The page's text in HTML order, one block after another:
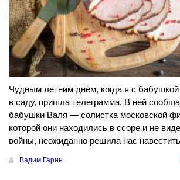
Чудным летним днём, когда я с
в саду, пришла телеграмма. В ней
бабушки Валя — солистка московской
которой они находились в ссоре и не
войны, неожиданно решила нас
Вадим Гарин